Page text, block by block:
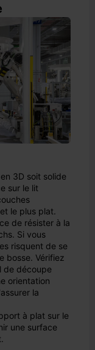
3D soit solide
sur le lit
le plus plat.
de résister à la
Si vous
risquent de se
bosse. Vérifiez
de découpe
orientation
la
à plat sur le
une surface